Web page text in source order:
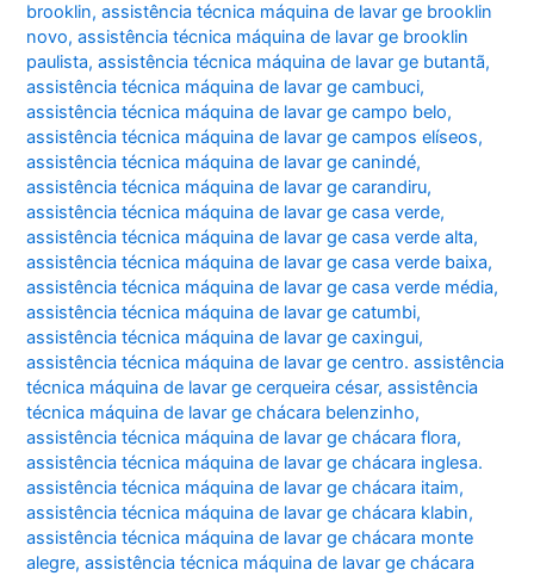
brooklin,assistência técnica máquina de lavar ge brooklin
novo,assistência técnica máquina de lavar ge brooklin
paulista,assistência técnica máquina de lavar ge butantã,
assistência técnica máquina de lavar ge cambuci,
assistência técnica máquina de lavar ge campo belo,
assistência técnica máquina de lavar ge campos elíseos,
assistência técnica máquina de lavar ge canindé,
assistência técnica máquina de lavar ge carandiru,
assistência técnica máquina de lavar ge casa verde,
assistência técnica máquina de lavar ge casa verde alta,
assistência técnica máquina de lavar ge casa verde baixa,
assistência técnica máquina de lavar ge casa verde média,
assistência técnica máquina de lavar ge catumbi,
assistência técnica máquina de lavar ge caxingui,
assistência técnica máquina de lavar ge centro. assistência
técnica máquina de lavar ge cerqueira césar,assistência
técnica máquina de lavar ge chácara belenzinho,
assistência técnica máquina de lavar ge chácara flora,
assistência técnica máquina de lavar ge chácara inglesa.
assistência técnica máquina de lavar ge chácara itaim,
assistência técnica máquina de lavar ge chácara klabin,
assistência técnica máquina de lavar ge chácara monte
alegre,assistência técnica máquina de lavar ge chácara